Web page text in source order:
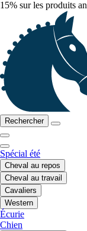
15% sur les produits
Rechercher
Spécial été
Cheval au repos
Cheval au travail
Cavaliers
Western
Écurie
Chien